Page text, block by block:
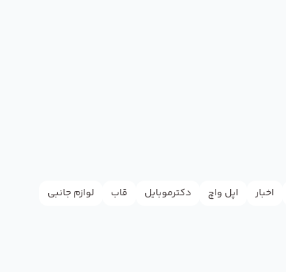
اخبار اپل واچ دکترموبایل قاب لوازم جانبی